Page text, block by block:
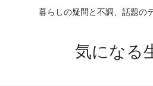
暮らしの疑問と不調、話題の
気になる